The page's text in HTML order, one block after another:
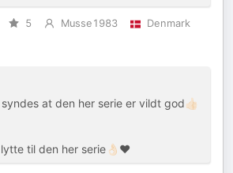
5 Musse1983
Denmark
at den her serie er vildt god👍🏻
til den her serie👌🏻❤️